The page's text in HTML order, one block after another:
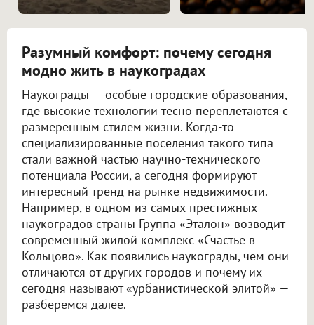
Разумный комфорт: почему сегодня
модно жить в наукоградах
Наукограды — особые городские образования,
где высокие технологии тесно переплетаются с
размеренным стилем жизни. Когда-то
специализированные поселения такого типа
стали важной частью научно-технического
потенциала России, а сегодня формируют
интересный тренд на рынке недвижимости.
Например, в одном из самых престижных
наукоградов страны Группа «Эталон» возводит
современный жилой комплекс «Счастье в
Кольцово». Как появились наукограды, чем они
отличаются от других городов и почему их
сегодня называют «урбанистической элитой» —
разберемся далее.